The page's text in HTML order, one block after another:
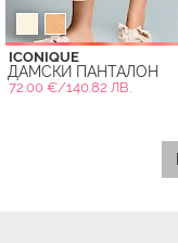
ICONIQUE
ДАМСКИ ПАНТАЛОН
72.00 €/140.82 ЛВ.